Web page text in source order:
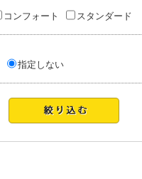
コンフォート スタンダード
指定しない